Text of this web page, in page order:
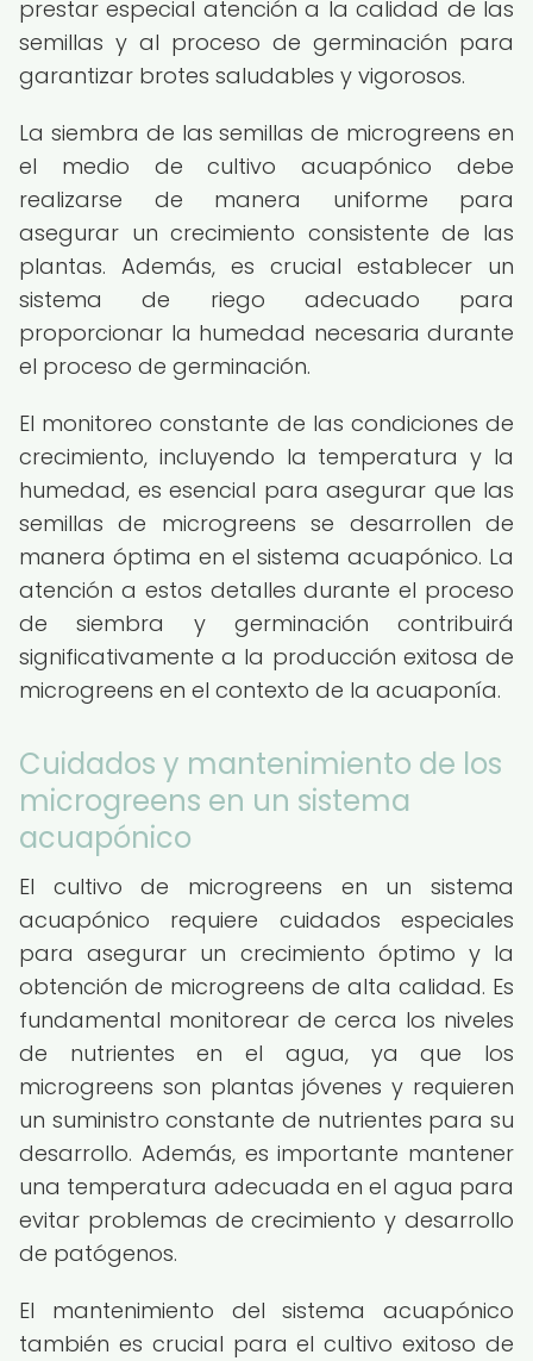
prestar especial atención a la calidad de las
semillas y al proceso de germinación para
garantizar brotes saludables y vigorosos.
La siembra de las semillas de microgreens en
el medio de cultivo acuapónico debe
realizarse de manera uniforme para
asegurar un crecimiento consistente de las
plantas. Además, es crucial establecer un
sistema de riego adecuado para
proporcionar la humedad necesaria durante
el proceso de germinación.
El monitoreo constante de las condiciones de
crecimiento, incluyendo la temperatura y la
humedad, es esencial para asegurar que las
semillas de microgreens se desarrollen de
manera óptima en el sistema acuapónico. La
atención a estos detalles durante el proceso
de siembra y germinación contribuirá
significativamente a la producción exitosa de
microgreens en el contexto de la acuaponía.
Cuidados y mantenimiento de los
microgreens en un sistema
acuapónico
El cultivo de microgreens en un sistema
acuapónico requiere cuidados especiales
para asegurar un crecimiento óptimo y la
obtención de microgreens de alta calidad. Es
fundamental monitorear de cerca los niveles
de nutrientes en el agua, ya que los
microgreens son plantas jóvenes y requieren
un suministro constante de nutrientes para su
desarrollo. Además, es importante mantener
una temperatura adecuada en el agua para
evitar problemas de crecimiento y desarrollo
de patógenos.
El mantenimiento del sistema acuapónico
también es crucial para el cultivo exitoso de